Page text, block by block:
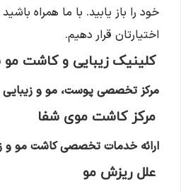
خود را باز یابید. با ما همراه
اختیارتان قرار دهیم.
کلینیک زیبایی و کاشت
مرکز تخصصی پوست، مو و زیبایی
مرکز کاشت موی شفا
ارائه خدمات تخصصی کاشت مو و
علل ریزش مو